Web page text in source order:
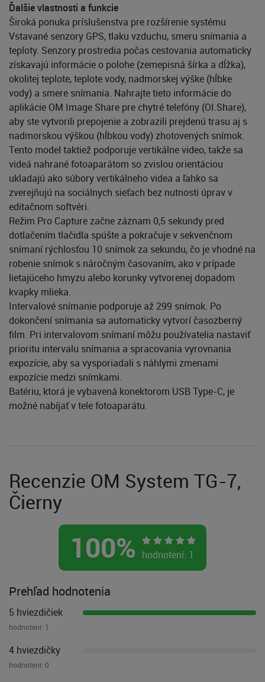
Ďalšie vlastnosti a funkcie
Široká ponuka príslušenstva pre rozšírenie systému
Vstavané senzory GPS, tlaku vzduchu, smeru snímania a
teploty. Senzory prostredia počas cestovania automaticky
získavajú informácie o polohe (zemepisná šírka a dĺžka),
okolitej teplote, teplote vody, nadmorskej výške (hĺbke
vody) a smere snímania. Nahrajte tieto informácie do
aplikácie OM Image Share pre chytré telefóny (OI.Share),
aby ste vytvorili prepojenie a zobrazili prejdenú trasu aj s
nadmorskou výškou (hĺbkou vody) zhotovených snímok.
Tento model taktiež podporuje vertikálne video, takže sa
videá nahrané fotoaparátom so zvislou orientáciou
ukladajú ako súbory vertikálneho videa a ľahko sa
zverejňujú na sociálnych sieťach bez nutnosti úprav v
editačnom softvéri.
Režim Pro Capture začne záznam 0,5 sekundy pred
dotlačením tlačidla spúšte a pokračuje v sekvenčnom
snímaní rýchlosťou 10 snímok za sekundu, čo je vhodné na
robenie snímok s náročným časovaním, ako v prípade
lietajúceho hmyzu alebo korunky vytvorenej dopadom
kvapky mlieka.
Intervalové snímanie podporuje až 299 snímok. Po
dokončení snímania sa automaticky vytvorí časozberný
film. Pri intervalovom snímaní môžu používatelia nastaviť
prioritu intervalu snímania a spracovania vyrovnania
expozície, aby sa vysporiadali s náhlymi zmenami
expozície medzi snímkami.
Batériu, ktorá je vybavená konektorom USB Type-C, je
možné nabíjať v tele fotoaparátu.
Recenzie OM System TG-7,
Čierny
100% hodnotení: 1
Prehľad hodnotenia
5 hviezdičiek
hodnotení: 1
4 hviezdičky
hodnotení: 0